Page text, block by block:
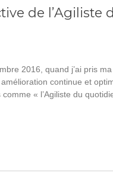
de l’Agiliste
2016, quand j’ai pris
continue et
comme « l’Agiliste du